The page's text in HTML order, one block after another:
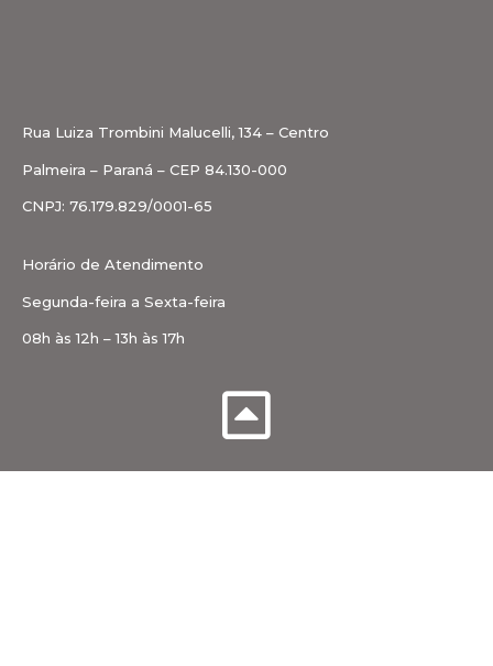
Rua Luiza Trombini Malucelli, 134 – Centro
Palmeira – Paraná – CEP 84.130-000
CNPJ: 76.179.829/0001-65
Horário de Atendimento
Segunda-feira a Sexta-feira
08h às 12h – 13h às 17h